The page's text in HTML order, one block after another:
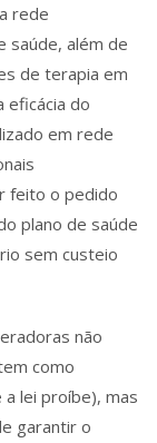
rede
saúde, além de
de terapia em
eficácia do
em rede
feito o pedido
plano de saúde
sem custeio
não
como
lei proíbe), mas
garantir o